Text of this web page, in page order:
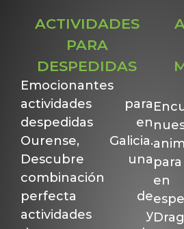
ACTIVIDADES
PARA
DESPEDIDAS
Emocionantes
actividades para
despedidas en
Ourense, Galicia.
Descubre una
combinación
perfecta de
actividades y
en